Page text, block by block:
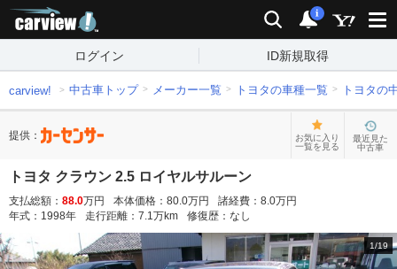
検索 通知
i
ログイン ID新規取得
carview! 中古車トップ メーカー一覧 トヨタの車種一覧 トヨタの
提供：
お気に入り
一覧を見る
最近見た
中古車
トヨタ クラウン 2.5 ロイヤルサルーン
支払総額： 88.0万円 本体価格： 80.0万円 諸経費： 8.0万円
年式： 1998年 走行距離： 7.1万km 修復歴： なし
1/19